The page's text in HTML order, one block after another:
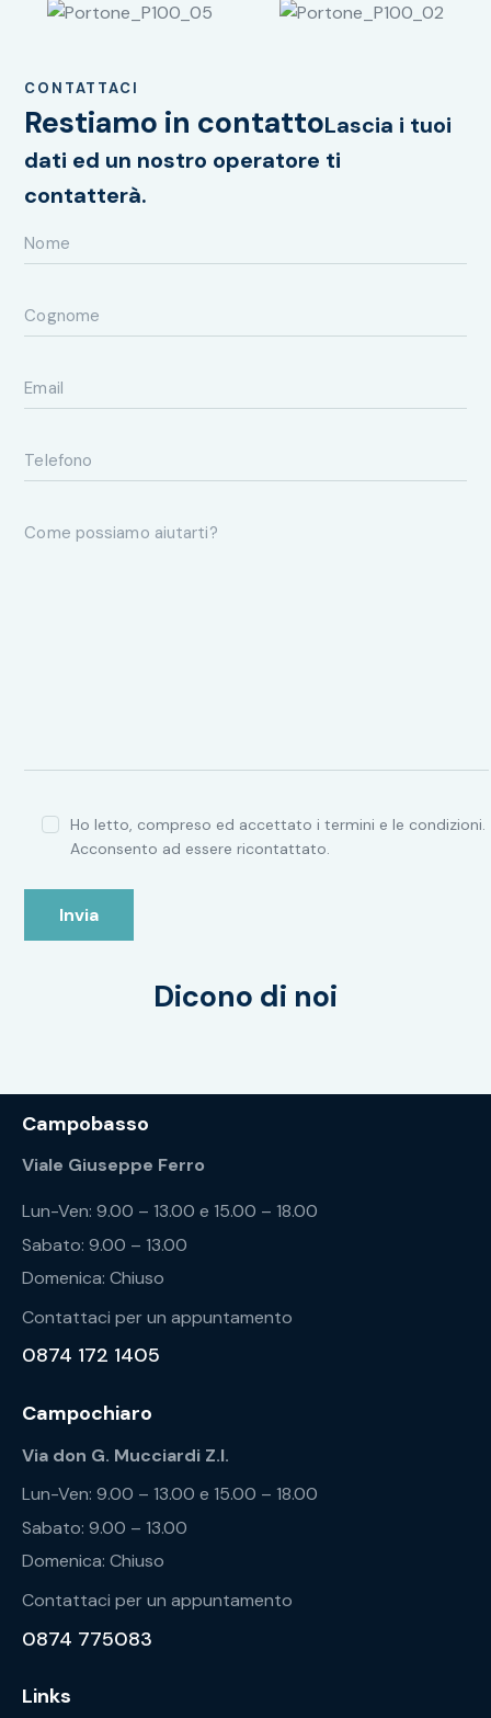
CONTATTACI
Restiamo in contattoLascia i tuoi
dati ed un nostro operatore ti
contatterà.
Ho letto, compreso ed accettato i termini e le condizioni.
Acconsento ad essere ricontattato.
Dicono di noi
Campobasso
Viale Giuseppe Ferro
Lun-Ven: 9.00 – 13.00 e 15.00 – 18.00
Sabato: 9.00 – 13.00
Domenica: Chiuso
Contattaci per un appuntamento
0874 172 1405
Campochiaro
Via don G. Mucciardi Z.I.
Lun-Ven: 9.00 – 13.00 e 15.00 – 18.00
Sabato: 9.00 – 13.00
Domenica: Chiuso
Contattaci per un appuntamento
0874 775083
Links